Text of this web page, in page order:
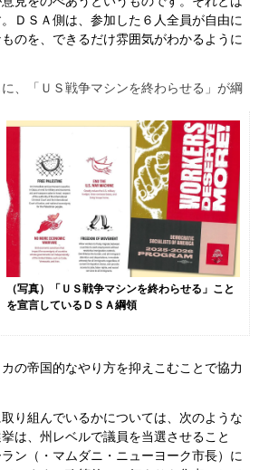
ＤＳＡ側は、参加した６人全員が自由に
のを、できるだけ雰囲気がわかるように
、「ＵＳ戦争マシンを終わらせる」が綱
（写真）「ＵＳ戦争マシンを終わらせる」こと
を宣言しているＤＳＡ綱領
の帝国的なやり方を抑えこむことで協力
り組んでいるかについては、次のような
は、州レベルで議員を当選させること
ン（・マムダニ・ニューヨーク市長）に